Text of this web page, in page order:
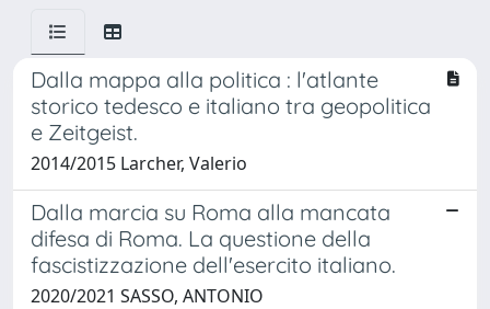
Dalla mappa alla politica : l'atlante
storico tedesco e italiano tra geopolitica
e Zeitgeist.
2014/2015 Larcher, Valerio
Dalla marcia su Roma alla mancata
difesa di Roma. La questione della
fascistizzazione dell'esercito italiano.
2020/2021 SASSO, ANTONIO